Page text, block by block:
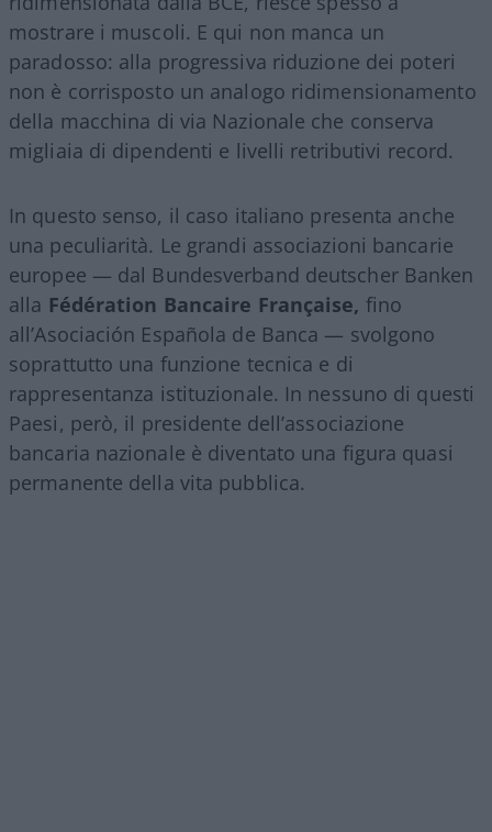
mostrare i muscoli. E qui non manca un
paradosso: alla progressiva riduzione dei poteri
non è corrisposto un analogo ridimensionamento
della macchina di via Nazionale che conserva
migliaia di dipendenti e livelli retributivi record.
In questo senso, il caso italiano presenta anche
una peculiarità. Le grandi associazioni bancarie
europee — dal Bundesverband deutscher Banken
alla Fédération Bancaire Française, fino
all’Asociación Española de Banca — svolgono
soprattutto una funzione tecnica e di
rappresentanza istituzionale. In nessuno di questi
Paesi, però, il presidente dell’associazione
bancaria nazionale è diventato una figura quasi
permanente della vita pubblica.